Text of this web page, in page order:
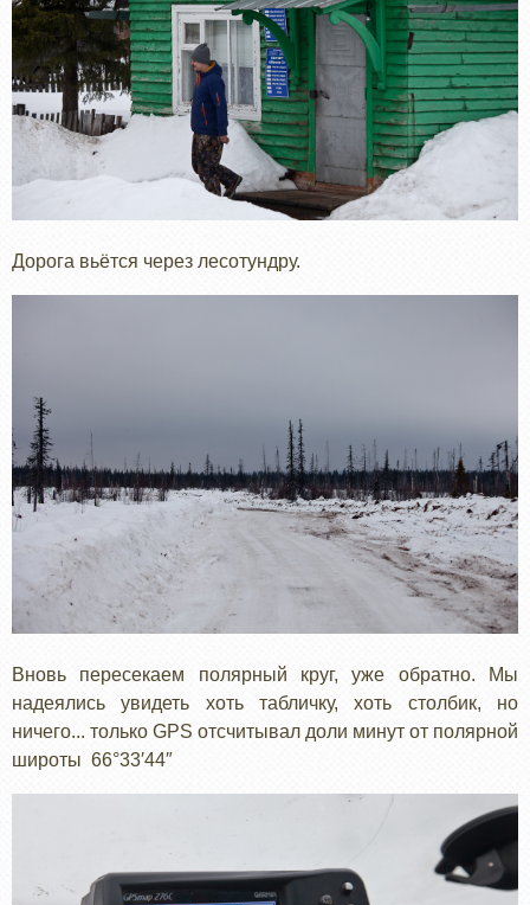
Дорога вьётся через лесотундру.
Вновь пересекаем полярный круг, уже обратно. Мы
надеялись увидеть хоть табличку, хоть столбик, но
ничего... только GPS отсчитывал доли минут от полярной
широты 66°33′44″